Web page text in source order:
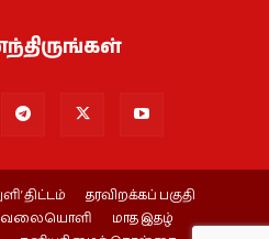
திட்டம்
தரவிறக்கப் பகுதி
வலையொளி
மாத இதழ்